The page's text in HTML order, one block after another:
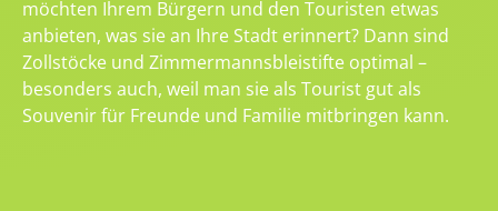
möchten Ihrem Bürgern und den Touristen etwas
anbieten, was sie an Ihre Stadt erinnert? Dann sind
Zollstöcke und Zimmermannsbleistifte optimal –
besonders auch, weil man sie als Tourist gut als
Souvenir für Freunde und Familie mitbringen kann.